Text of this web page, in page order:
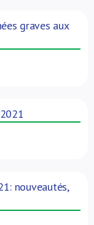
graves aux
nouveautés,